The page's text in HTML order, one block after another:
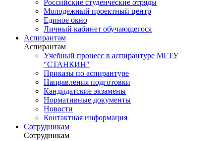
Российские студенческие отряды
Молодежный проектный центр
Единое окно
Личный кабинет обучающегося
Аспирантам
Аспирантам
Учебный процесс в аспирантуре МГТУ
"СТАНКИН"
Приказы по аспирантуре
Направления подготовки
Кандидатские экзамены
Нормативные документы
Новости
Контактная информация
Сотрудникам
Сотрудникам